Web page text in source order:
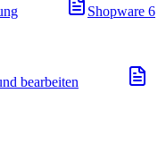
Shopware 6
bearbeiten